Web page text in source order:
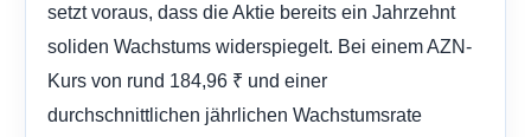
setzt voraus, dass die Aktie bereits ein Jahrzehnt
soliden Wachstums widerspiegelt. Bei einem AZN-
Kurs von rund 184,96 ₹ und einer
durchschnittlichen jährlichen Wachstumsrate